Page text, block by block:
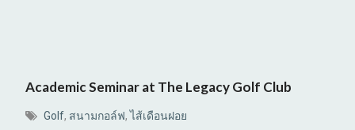
Academic Seminar at The Legacy Golf Club
Golf, สนามกอล์ฟ,ไส้เดือนฝอย